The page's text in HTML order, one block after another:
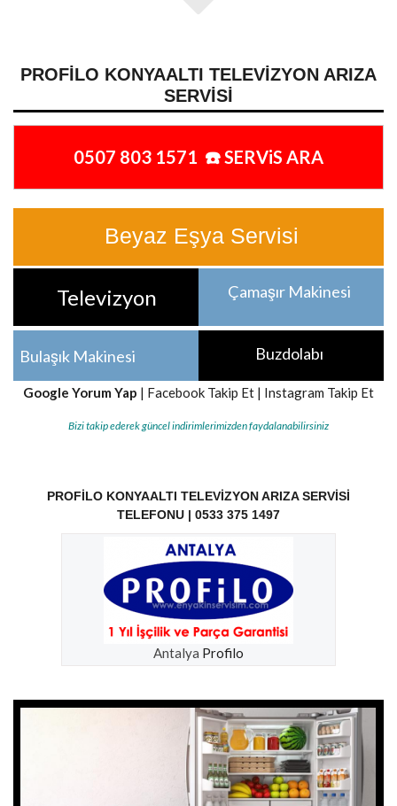
PROFILO KONYAALTI TELEVIZYON ARIZA
SERVISI
0507 803 1571 ☎️ SERViS ARA
Beyaz Eşya Servisi
Televizyon Çamaşır Makinesi
Bulaşık Makinesi Buzdolabı
Google Yorum Yap | Facebook Takip Et | Instagram Takip Et
Bizi takip ederek güncel indirimlerimizden faydalanabilirsiniz
PROFILO KONYAALTI TELEVIZYON ARIZA SERVISI
TELEFONU | 0533 375 1497
Antalya Profilo